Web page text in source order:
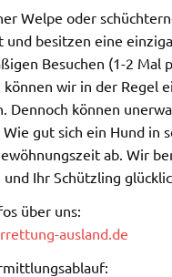
Welpe oder
und besitzen eine
Besuchen (1-2 Mal
können wir in der Regel
Dennoch können
gut sich ein Hund in
ab. Wir
und Ihr Schützling
über uns:
ausland.de